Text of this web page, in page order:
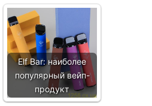
Elf Bar: наиболее
популярный вейп-
продукт